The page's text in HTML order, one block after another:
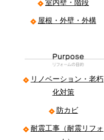
室内壁・階段
屋根・外壁・外構
リノベーション・老朽
化対策
防カビ
耐震工事（耐震リフォ